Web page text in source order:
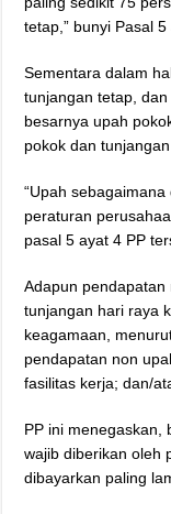
tetap,” bunyi Pasal
Sementara dalam
tunjangan tetap,
besarnya upah
pokok dan
“Upah
peraturan
pasal 5 ayat 4 PP
Adapun
tunjangan hari raya
keagamaan,
pendapatan non
fasilitas kerja; dan/
PP ini menegaskan,
wajib diberikan oleh
dibayarkan paling